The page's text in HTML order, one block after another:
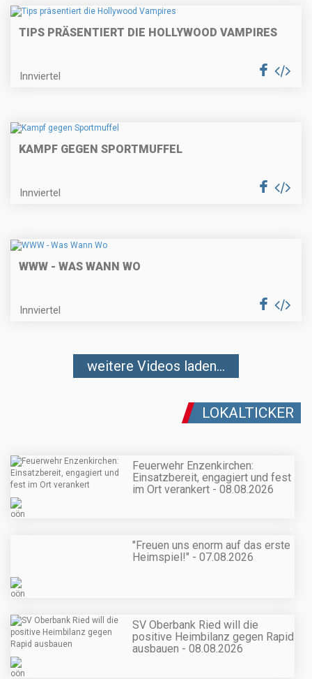
TIPS PRÄSENTIERT DIE HOLLYWOOD VAMPIRES
Innviertel
KAMPF GEGEN SPORTMUFFEL
Innviertel
WWW - WAS WANN WO
Innviertel
weitere Videos laden...
LOKALTICKER
Feuerwehr Enzenkirchen:
Einsatzbereit, engagiert und fest
im Ort verankert - 08.08.2026
"Freuen uns enorm auf das erste
Heimspiel!" - 07.08.2026
SV Oberbank Ried will die
positive Heimbilanz gegen Rapid
ausbauen - 08.08.2026